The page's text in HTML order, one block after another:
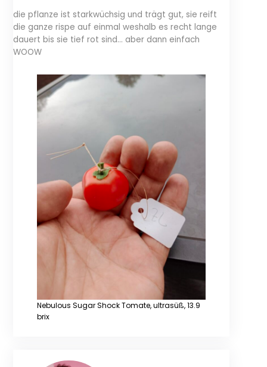
die pflanze ist starkwüchsig und trägt gut, sie reift
die ganze rispe auf einmal weshalb es recht lange
dauert bis sie tief rot sind… aber dann einfach
WOOW
Nebulous Sugar Shock Tomate, ultrasüß, 13.9
brix